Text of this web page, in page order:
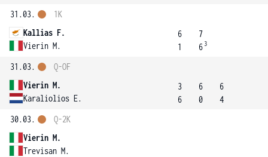
31.03.
Kallias F.
Vierin M.
1K
6
1
7
6 3
31.03.
Vierin M.
Karaliolios E.
Q-OF
3
6
6
0
6
4
30.03.
Vierin M.
Trevisan M.
Q-2K